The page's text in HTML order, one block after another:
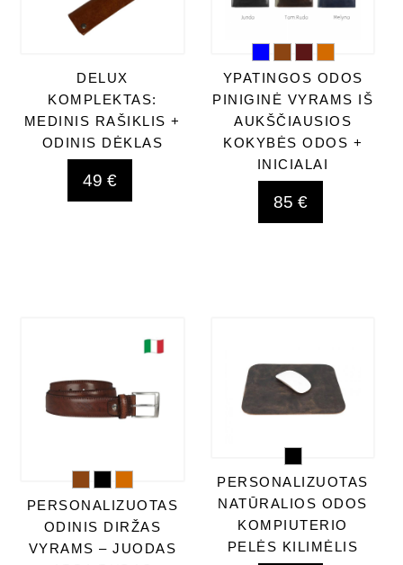
DELUX
KOMPLEKTAS:
MEDINIS RAŠIKLIS +
ODINIS DĖKLAS
49 €
YPATINGOS ODOS
PINIGINĖ VYRAMS IŠ
AUKŠČIAUSIOS
KOKYBĖS ODOS +
INICIALAI
85 €
PERSONALIZUOTAS
ODINIS DIRŽAS
VYRAMS – JUODAS
PERSONALIZUOTAS
NATŪRALIOS ODOS
KOMPIUTERIO
PELĖS KILIMĖLIS